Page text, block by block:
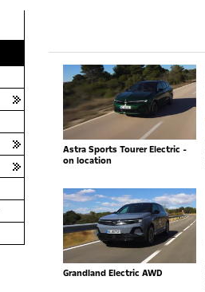
Astra Sports Tourer Electric -
on location
Grandland Electric AWD